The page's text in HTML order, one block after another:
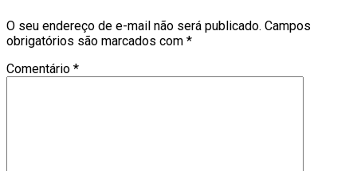
O seu endereço de e-mail não será publicado. Campos
obrigatórios são marcados com *
Comentário *